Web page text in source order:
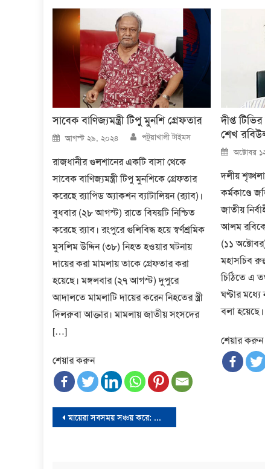
সাবেক বাণিজ্যমন্ত্রী টিপু মুনশি গ্রেফতার
Posted
on
আগস্ট ২৯, ২০২৪ Author
পটুয়াখালী টাইমস
রাজধানীর গুলশানের একটি বাসা থেকে
সাবেক বাণিজ্যমন্ত্রী টিপু মুনশিকে গ্রেফতার
করেছে র‍্যাপিড অ্যাকশন ব্যাটালিয়ন (র‍্যাব)।
বুধবার (২৮ আগস্ট) রাতে বিষয়টি নিশ্চিত
করেছে র‍্যাব। রংপুরে গুলিবিদ্ধ হয়ে স্বর্ণশ্রমিক
মুসলিম উদ্দিন (৩৮) নিহত হওয়ার ঘটনায়
দায়ের করা মামলায় তাকে গ্রেফতার করা
হয়েছে। মঙ্গলবার (২৭ আগস্ট) দুপুরে
আদালতে মামলাটি দায়ের করেন নিহতের স্ত্রী
দিলরুবা আক্তার। মামলায় জাতীয় সংসদের
[…]
শেয়ার করুন
দীপ্ত
শেখ
Posted
on
অক্টোবর
দলীয়
কর্মকাণ্ডে
জাতীয়
আলম
(১১
মহাসচিব
চিঠিতে এ
ঘণ্টার
বলা
শেয়ার করুন
Post
মায়েরা সবসময় সঞ্চয় করে: প্রধানমন্ত্রী